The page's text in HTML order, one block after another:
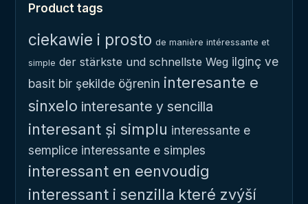
Product tags
ciekawie i prosto de manière intéressante et
simple der stärkste und schnellste Weg ilginç ve
basit bir şekilde öğrenin interesante e
sinxelo interesante y sencilla
interesant și simplu interessante e
semplice interessante e simples
interessant en eenvoudig
interessant i senzilla které zvýší